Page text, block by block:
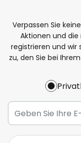
Verpassen Sie
Aktionen und
registrieren und wir
zu, den Sie bei